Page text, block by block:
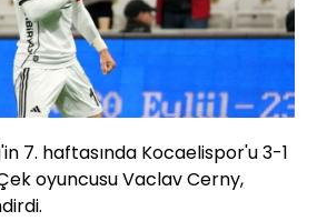
7. haftasında Kocaelispor'u 3-1
oyuncusu Vaclav Cerny,